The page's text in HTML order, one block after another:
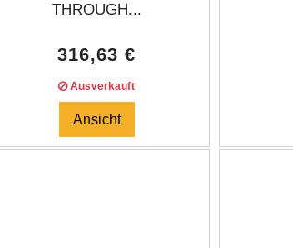
THROUGH...
316,63 €
Ausverkauft
Ansicht